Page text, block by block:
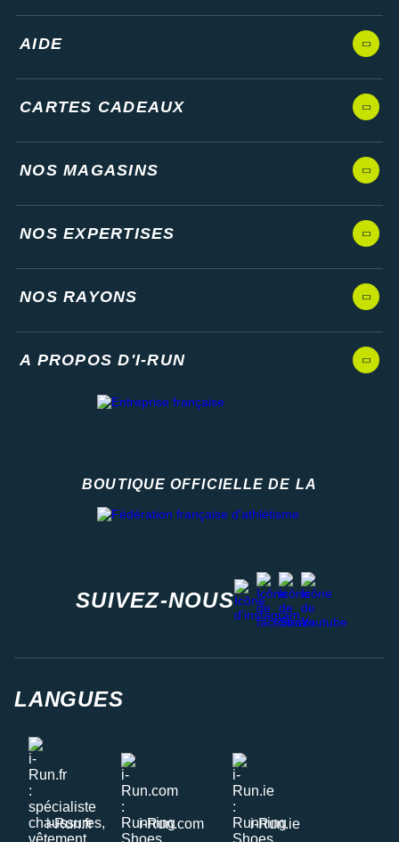
AIDE
CARTES CADEAUX
NOS MAGASINS
NOS EXPERTISES
NOS RAYONS
A PROPOS D'I-RUN
BOUTIQUE OFFICIELLE DE LA
SUIVEZ-NOUS
instagram
facebook
stravayoutube
LANGUES
i-Run.fr i-Run.com i-Run.ie